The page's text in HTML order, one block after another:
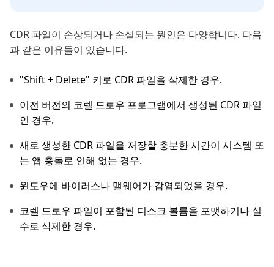
CDR 파일이 손상되거나 손실되는 원인은 다양합니다. 다음
과 같은 이유들이 있습니다.
"Shift + Delete" 키로 CDR 파일을 삭제한 경우.
이전 버전의 코렐 드로우 프로그램에서 생성된 CDR 파일
인 경우.
새로 생성한 CDR 파일을 저장할 충분한 시간이 시스템 또
는 앱 충돌로 인해 없는 경우.
윈도우에 바이러스나 맬웨어가 감염되었을 경우.
코렐 드로우 파일이 포함된 디스크 볼륨을 포맷하거나 실
수로 삭제한 경우.